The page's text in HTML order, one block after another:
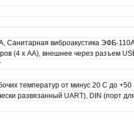
Санитарная виброакустика ЭФБ-
(4 х АА), внешнее через разъем
температур от минус 20 С до
развязанный UART), DIN (порт